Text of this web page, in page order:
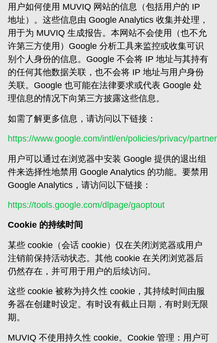
用户如何使用 MUVIQ 网站的信息（包括用户的 IP
地址）。这些信息由 Google Analytics 收集并处理，
用于为 MUVIQ 生成报告。本网站不会使用（也不允
许第三方使用）Google 分析工具来监控或收集可识
别个人身份的信息。Google 不会将 IP 地址与其持有
的任何其他数据关联，也不会将 IP 地址与用户身份
关联。Google 也可能在法律要求或代表 Google 处
理信息的情况下向第三方披露这些信息。
如需了解更多信息，请访问以下链接：
https://www.google.com/intl/en/policies/privacy/
用户可以通过在浏览器中安装 Google 提供的退出组
件来选择性地禁用 Google Analytics 的功能。要禁用
Google Analytics，请访问以下链接：
https://tools.google.com/dlpage/gaoptout
Cookie 的持续时间
某些 cookie（会话 cookie）仅在关闭浏览器或用户
注销前保持活动状态。其他 cookie 在关闭浏览器后
仍然存在，并可用于用户的后续访问。
这些 cookie 被称为持久性 cookie，其持续时间由服
务器在创建时设定。有时设有截止日期，有时则无限
期。
MUVIQ 不使用持久性 cookie。Cookie 管理：用户可